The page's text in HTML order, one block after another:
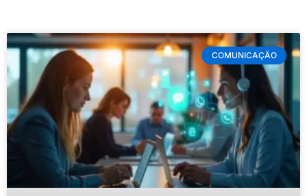
COMUNICAÇÃO